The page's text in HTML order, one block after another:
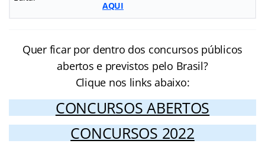
AQUI
Quer ficar por dentro dos concursos públicos
abertos e previstos pelo Brasil?
Clique nos links abaixo:
CONCURSOS ABERTOS
CONCURSOS 2022